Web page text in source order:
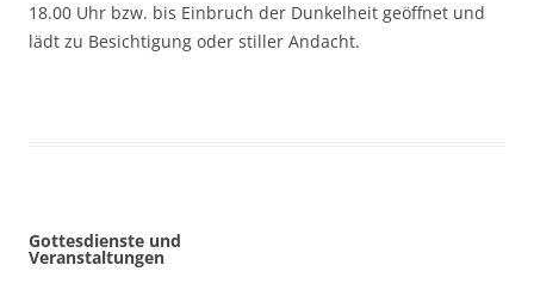
18.00 Uhr bzw. bis Einbruch der Dunkelheit geöffnet und
lädt zu Besichtigung oder stiller Andacht.
Gottesdienste und
Veranstaltungen